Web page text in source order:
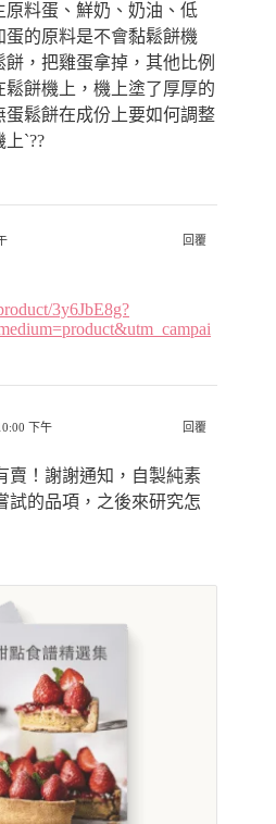
料蛋、鮮奶、奶油、低
的原料是不會黏鬆餅機
，把雞蛋拿掉，其他比例
餅機上，機上塗了厚厚的
蛋鬆餅在成份上要如何調整
ˋ??
回覆
3y6JbE8g?
下午 回覆
賣！謝謝通知，自製純素
試的品項，之後來研究怎